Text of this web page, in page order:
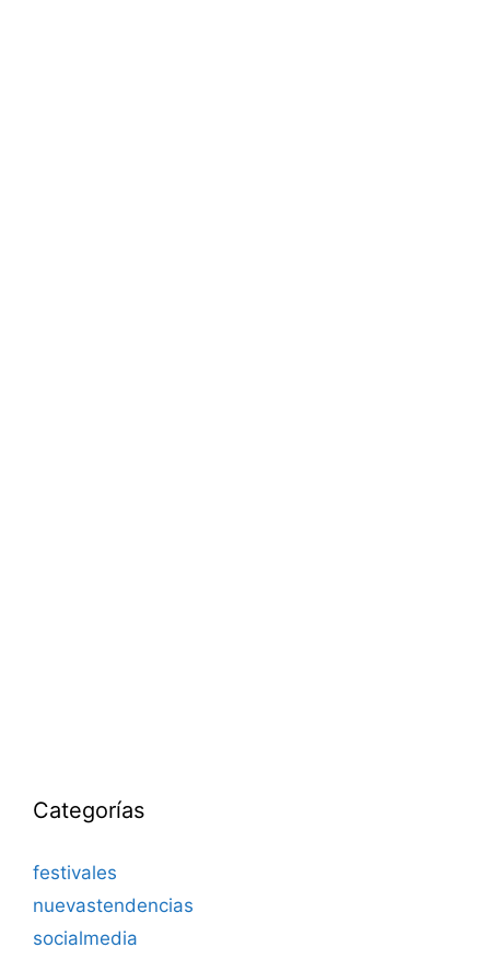
Categorías
festivales
nuevastendencias
socialmedia